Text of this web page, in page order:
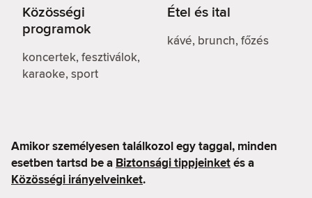
Közösségi
programok
koncertek, fesztiválok,
karaoke, sport
Étel és ital
kávé, brunch, főzés
Amikor személyesen találkozol egy taggal, minden
esetben tartsd be a Biztonsági tippjeinketés a
Közösségi irányelveinket.